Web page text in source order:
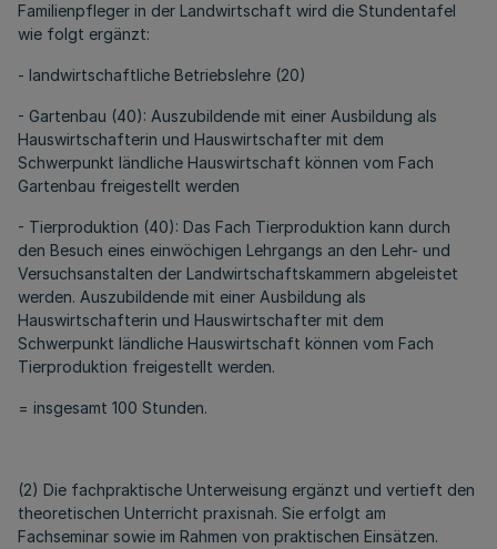
Familienpfleger in der Landwirtschaft wird die Stundentafel
wie folgt ergänzt:
- landwirtschaftliche Betriebslehre (20)
- Gartenbau (40): Auszubildende mit einer Ausbildung als
Hauswirtschafterin und Hauswirtschafter mit dem
Schwerpunkt ländliche Hauswirtschaft können vom Fach
Gartenbau freigestellt werden
- Tierproduktion (40): Das Fach Tierproduktion kann durch
den Besuch eines einwöchigen Lehrgangs an den Lehr- und
Versuchsanstalten der Landwirtschaftskammern abgeleistet
werden. Auszubildende mit einer Ausbildung als
Hauswirtschafterin und Hauswirtschafter mit dem
Schwerpunkt ländliche Hauswirtschaft können vom Fach
Tierproduktion freigestellt werden.
= insgesamt 100 Stunden.
(2) Die fachpraktische Unterweisung ergänzt und vertieft den
theoretischen Unterricht praxisnah. Sie erfolgt am
Fachseminar sowie im Rahmen von praktischen Einsätzen.